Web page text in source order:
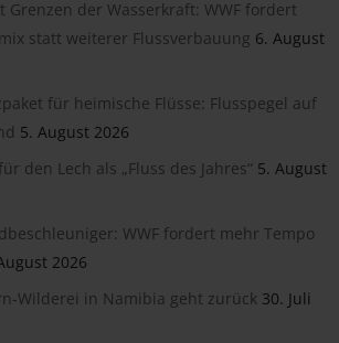
Grenzen der Wasserkraft: WWF fordert
statt weiterer Flussverbauung 6. August
für heimische Flüsse: Flusspegel auf
5. August 2026
den Lech als „Fluss des Jahres“ 5. August
WWF fordert mehr Tempo
2026
Wilderei in Namibia geht zurück 30. Juli